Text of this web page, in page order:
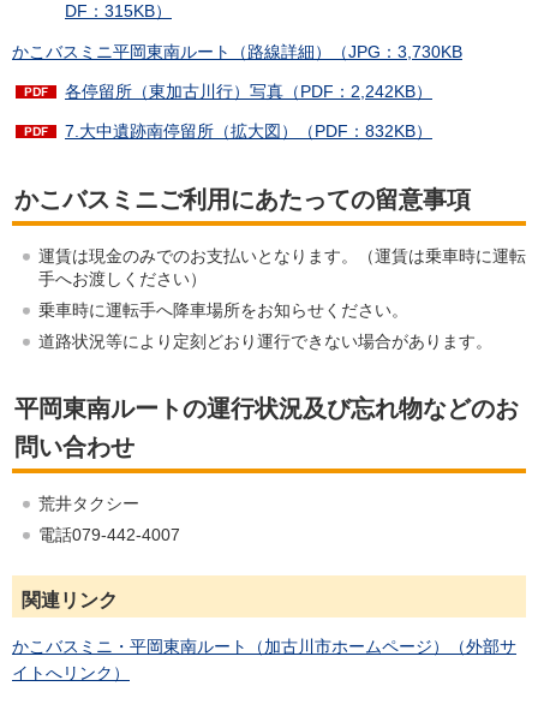
DF：315KB）
かこバスミニ平岡東南ルート（路線詳細）（JPG：3,730KB
各停留所（東加古川行）写真（PDF：2,242KB）
7.大中遺跡南停留所（拡大図）（PDF：832KB）
かこバスミニご利用にあたっての留意事項
運賃は現金のみでのお支払いとなります。（運賃は乗車時に運転
手へお渡しください）
乗車時に運転手へ降車場所をお知らせください。
道路状況等により定刻どおり運行できない場合があります。
平岡東南ルートの運行状況及び忘れ物などのお
問い合わせ
荒井タクシー
電話079-442-4007
関連リンク
かこバスミニ・平岡東南ルート（加古川市ホームページ）（外部サ
イトへリンク）